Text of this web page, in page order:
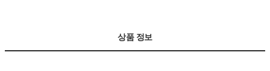
상품 정보